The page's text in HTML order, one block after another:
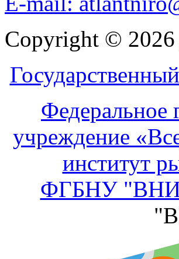
Copyright © 2026
Федеральное
учреждение
институт
ФГБНУ